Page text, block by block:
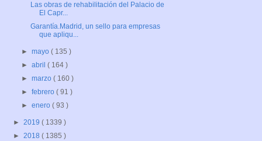
Las obras de rehabilitación del Palacio de
El Capr...
Garantía.Madrid, un sello para empresas
que apliqu...
►mayo( 135 )
►abril( 164 )
►marzo( 160 )
►febrero( 91 )
►enero( 93 )
► 2019 ( 1339 )
► 2018 ( 1385 )